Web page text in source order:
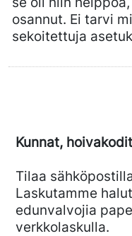
osannut. Ei tarvi
sekoitettuja
Kunnat,
Tilaa
Laskutamme
edunvalvojia
verkkolaskulla.